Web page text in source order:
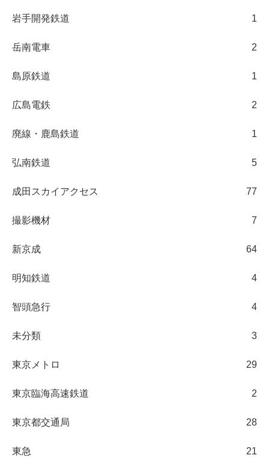
岩手開発鉄道 1
岳南電車 2
島原鉄道 1
広島電鉄 2
廃線・鹿島鉄道 1
弘南鉄道 5
成田スカイアクセス 77
撮影機材 7
新京成 64
明知鉄道 4
智頭急行 4
未分類 3
東京メトロ 29
東京臨海高速鉄道 2
東京都交通局 28
東急 21